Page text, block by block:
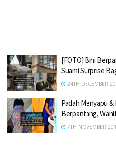
[FOTO] Bini
Suami Surprise
24TH DECEMBER
Padah Menyapu
Berpantang,
7TH NOVEMBER